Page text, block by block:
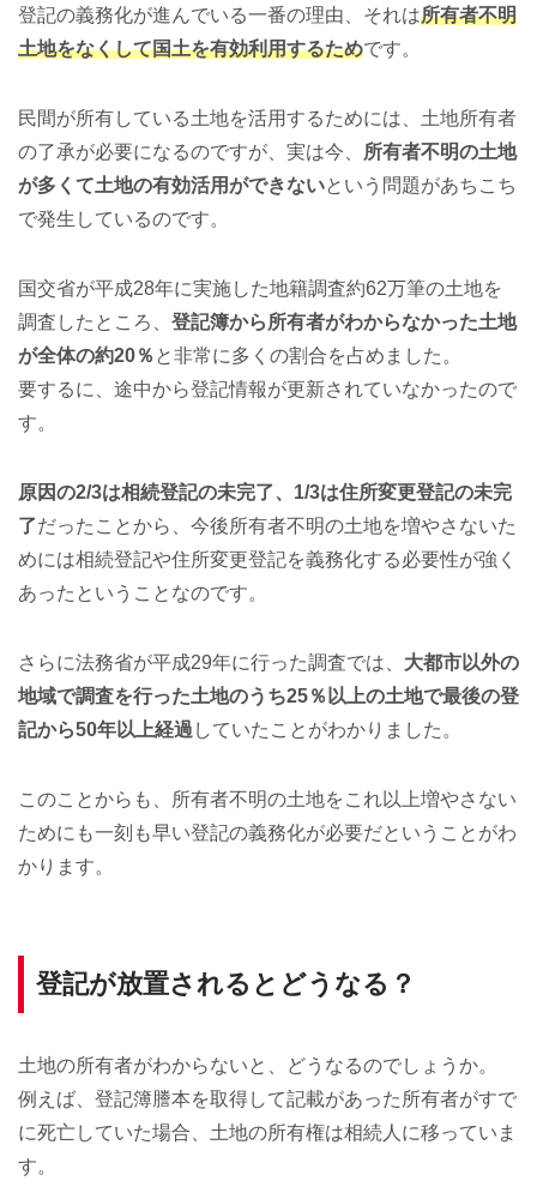
登記の義務化が進んでいる一番の理由、それは所有者不明
土地をなくして国土を有効利用するためです。
民間が所有している土地を活用するためには、土地所有者
の了承が必要になるのですが、実は今、
所有者不明の土地
が多くて土地の有効活用ができないという問題があちこち
で発生しているのです。
国交省が平成28年に実施した地籍調査約62万筆の土地を
調査したところ、 登記簿から所有者がわからなかった土地
が全体の約20％ と非常に多くの割合を占めました。
要するに、途中から登記情報が更新されていなかったので
す。
原因の2/3は相続登記の未完了、1/3は住所変更登記の未完
了だったことから、今後所有者不明の土地を増やさないた
めには相続登記や住所変更登記を義務化する必要性が強く
あったということなのです。
さらに法務省が平成29年に行った調査では、 大都市以外の
地域で調査を行った土地のうち25％以上の土地で最後の登
記から50年以上経過 していたことがわかりました。
このことからも、所有者不明の土地をこれ以上増やさない
ためにも一刻も早い登記の義務化が必要だということがわ
かります。
登記が放置されるとどうなる？
土地の所有者がわからないと、どうなるのでしょうか。
例えば、登記簿謄本を取得して記載があった所有者がすで
に死亡していた場合、土地の所有権は相続人に移っていま
す。